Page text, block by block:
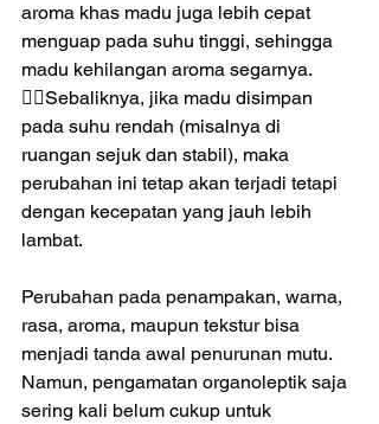
aroma khas madu juga lebih cepat
menguap pada suhu tinggi, sehingga
madu kehilangan aroma segarnya.
👉🏻Sebaliknya, jika madu disimpan
pada suhu rendah (misalnya di
ruangan sejuk dan stabil), maka
perubahan ini tetap akan terjadi tetapi
dengan kecepatan yang jauh lebih
lambat.
Perubahan pada penampakan, warna,
rasa, aroma, maupun tekstur bisa
menjadi tanda awal penurunan mutu.
Namun, pengamatan organoleptik saja
sering kali belum cukup untuk